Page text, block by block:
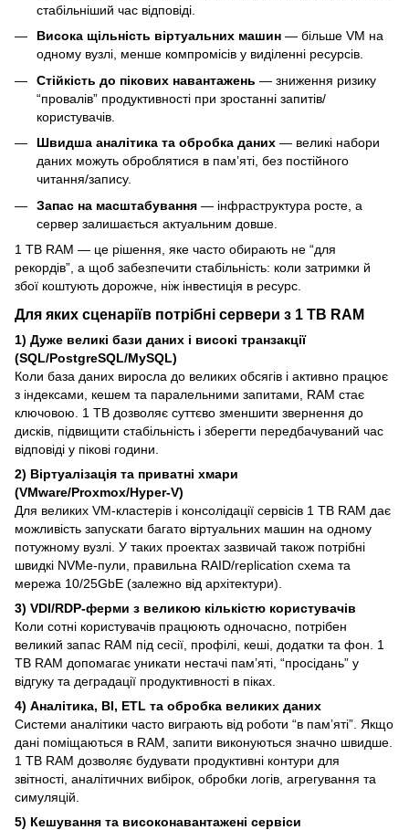
стабільніший час відповіді.
Висока щільність віртуальних машин — більше VM на
одному вузлі, менше компромісів у виділенні ресурсів.
Стійкість до пікових навантажень — зниження ризику
“провалів” продуктивності при зростанні запитів/
користувачів.
Швидша аналітика та обробка даних — великі набори
даних можуть оброблятися в пам’яті, без постійного
читання/запису.
Запас на масштабування — інфраструктура росте, а
сервер залишається актуальним довше.
1 TB RAM — це рішення, яке часто обирають не “для
рекордів”, а щоб забезпечити стабільність: коли затримки й
збої коштують дорожче, ніж інвестиція в ресурс.
Для яких сценаріїв потрібні сервери з 1 TB RAM
1) Дуже великі бази даних і високі транзакції
(SQL/PostgreSQL/MySQL)
Коли база даних виросла до великих обсягів і активно працює
з індексами, кешем та паралельними запитами, RAM стає
ключовою. 1 TB дозволяє суттєво зменшити звернення до
дисків, підвищити стабільність і зберегти передбачуваний час
відповіді у пікові години.
2) Віртуалізація та приватні хмари
(VMware/Proxmox/Hyper-V)
Для великих VM-кластерів і консолідації сервісів 1 TB RAM дає
можливість запускати багато віртуальних машин на одному
потужному вузлі. У таких проектах зазвичай також потрібні
швидкі NVMe-пули, правильна RAID/replication схема та
мережа 10/25GbE (залежно від архітектури).
3) VDI/RDP-ферми з великою кількістю користувачів
Коли сотні користувачів працюють одночасно, потрібен
великий запас RAM під сесії, профілі, кеші, додатки та фон. 1
TB RAM допомагає уникати нестачі пам’яті, “просідань” у
відгуку та деградації продуктивності в піках.
4) Аналітика, BI, ETL та обробка великих даних
Системи аналітики часто виграють від роботи “в пам’яті”. Якщо
дані поміщаються в RAM, запити виконуються значно швидше.
1 TB RAM дозволяє будувати продуктивні контури для
звітності, аналітичних вибірок, обробки логів, агрегування та
симуляцій.
5) Кешування та високонавантажені сервіси